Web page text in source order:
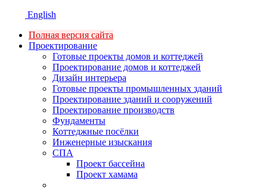
English
Полная версия сайта
Проектирование
Готовые проекты домов и коттеджей
Проектирование домов и коттеджей
Дизайн интерьера
Готовые проекты промышленных зданий
Проектирование зданий и сооружений
Проектирование производств
Фундаменты
Коттеджные посёлки
Инженерные изыскания
СПА
Проект бассейна
Проект хамама